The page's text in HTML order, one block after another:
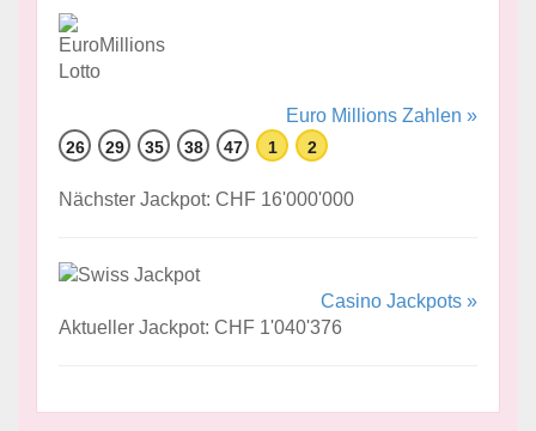
Euro Millions Zahlen »
26 29 35 38 47 1 2
Nächster Jackpot: CHF 16'000'000
Casino Jackpots »
Aktueller Jackpot: CHF 1'040'376